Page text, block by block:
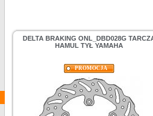
DELTA BRAKING ONL_DBD028G
HAMUL TYŁ YAMAHA
PROMOCJA